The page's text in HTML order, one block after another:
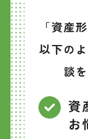
「資産
以下の
談
資
お